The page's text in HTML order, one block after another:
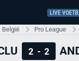
LIVE
België Pro League
2 - 2